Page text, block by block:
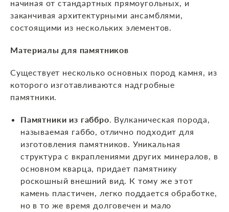
начиная от стандартных прямоугольных, и
заканчивая архитектурными ансамблями,
состоящими из нескольких элементов.
Материалы для памятников
Существует несколько основных пород камня, из
которого изготавливаются надгробные
памятники.
Памятники из габбро. Вулканическая порода,
называемая габбо, отлично подходит для
изготовления памятников. Уникальная
структура с вкраплениями других минералов, в
основном кварца, придает памятнику
роскошный внешний вид. К тому же этот
камень пластичен, легко поддается обработке,
но в то же время долговечен и мало